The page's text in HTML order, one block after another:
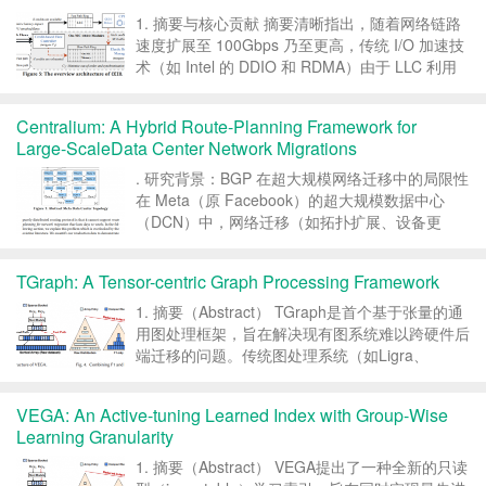
1. 摘要与核心贡献 摘要清晰指出，随着网络链路
速度扩展至 100Gbps 乃至更高，传统 I/O 加速技
术（如 Intel 的 DDIO 和 RDMA）由于 LLC 利用
Centralium: A Hybrid Route-Planning Framework for
Large-ScaleData Center Network Migrations
. 研究背景：BGP 在超大规模网络迁移中的局限性
在 Meta（原 Facebook）的超大规模数据中心
（DCN）中，网络迁移（如拓扑扩展、设备更
迁移任务时却显得捉襟见肘。 BG...
TGraph: A Tensor-centric Graph Processing Framework
1. 摘要（Abstract） TGraph是首个基于张量的通
用图处理框架，旨在解决现有图系统难以跨硬件后
端迁移的问题。传统图处理系统（如Ligra、
定平台上性能突出...
VEGA: An Active-tuning Learned Index with Group-Wise
Learning Granularity
1. 摘要（Abstract） VEGA提出了一种全新的只读